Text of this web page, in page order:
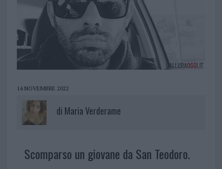
14 NOVEMBRE 2022
di Maria Verderame
Scomparso un giovane da San Teodoro.